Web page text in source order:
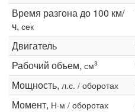
Время разгона до 100 км/
ч, сек
Двигатель
Рабочий объем, см3
Мощность, л.с. / оборотах
Момент, Н·м / оборотах